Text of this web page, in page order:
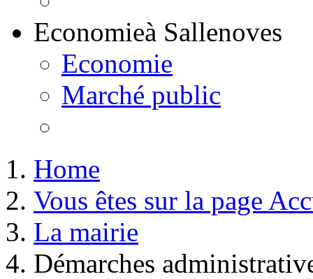
Economieà Sallenoves
Economie
Marché public
Home
Vous êtes sur la page
La mairie
Démarches